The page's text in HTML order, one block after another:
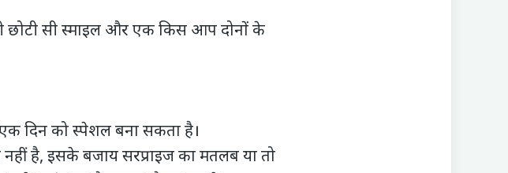
छोटी सी स्माइल और एककिस आप दोनों के
दिन को स्पेशल बना सकता है।
है, इसके बजाय सरप्राइज का मतलब या तो